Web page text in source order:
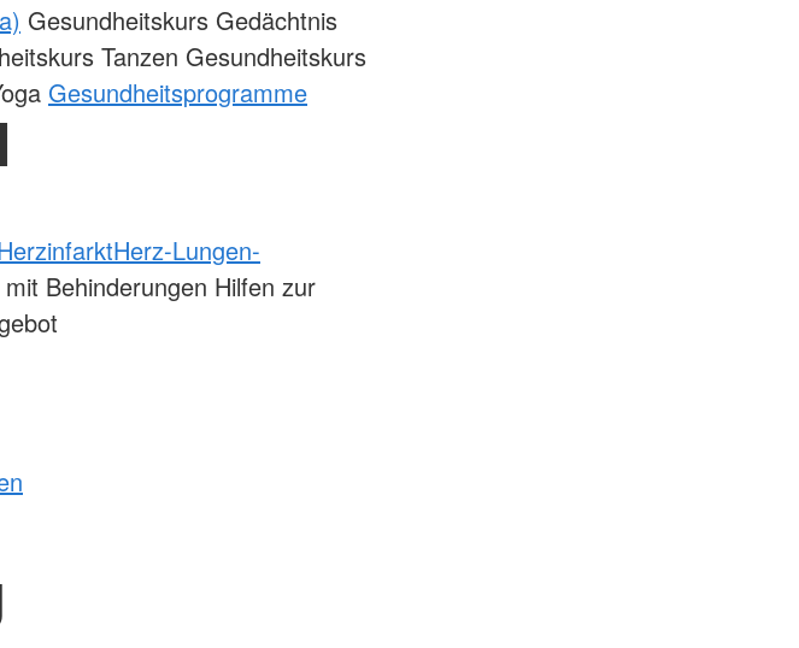
Gesundheitskurs Gedächtnis
Tanzen Gesundheitskurs
Gesundheitsprogramme
Herz-Lungen-
Behinderungen Hilfen zur